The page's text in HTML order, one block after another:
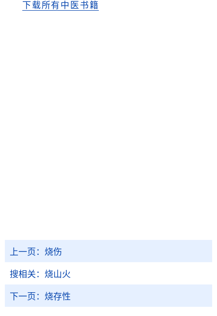
下载所有中医书籍
上一页： 烧伤
搜相关： 烧山火
下一页： 烧存性